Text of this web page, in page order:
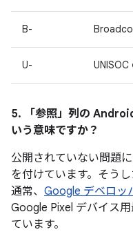
B-
U- UNISOC
5. 「参照」 列の
いう意味ですか？
公開されていない問題
を付けています。そう
通常、 Google デベロッ
Google Pixel デバイス
ています。